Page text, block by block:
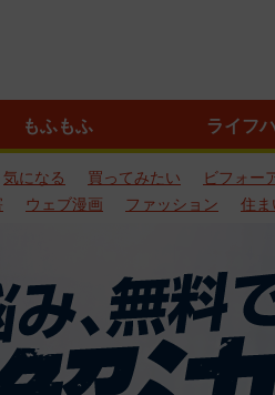
もふもふ ライフ
気になる 買ってみたい ビフォー
ウェブ漫画 ファッション 住ま